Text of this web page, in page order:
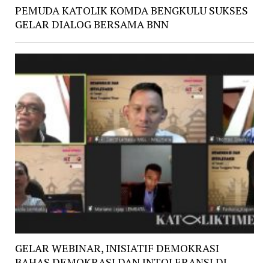
PEMUDA KATOLIK KOMDA BENGKULU SUKSES
GELAR DIALOG BERSAMA BNN
GELAR WEBINAR, INISIATIF DEMOKRASI